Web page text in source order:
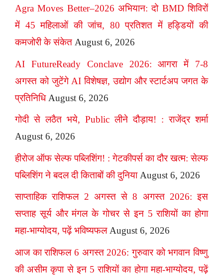
Agra Moves Better–2026 अभियान: दो BMD शिविरों
में 45 महिलाओं की जांच, 80 प्रतिशत में हड्डियों की
कमजोरी के संकेत August 6, 2026
AI FutureReady Conclave 2026: आगरा में 7-8
अगस्त को जुटेंगे AI विशेषज्ञ, उद्योग और स्टार्टअप जगत के
प्रतिनिधि August 6, 2026
गोदी से लठैत भये, Public लीने दौड़ाय! : राजेंद्र शर्मा
August 6, 2026
हीरोज ऑफ सेल्फ पब्लिशिंग! : गेटकीपर्स का दौर खत्म: सेल्फ
पब्लिशिंग ने बदल दी किताबों की दुनिया August 6, 2026
साप्ताहिक राशिफल 2 अगस्त से 8 अगस्त 2026: इस
सप्ताह सूर्य और मंगल के गोचर से इन 5 राशियों का होगा
महा-भाग्योदय, पढ़ें भविष्यफल August 6, 2026
आज का राशिफल 6 अगस्त 2026: गुरुवार को भगवान विष्णु
की असीम कृपा से इन 5 राशियों का होगा महा-भाग्योदय, पढ़ें